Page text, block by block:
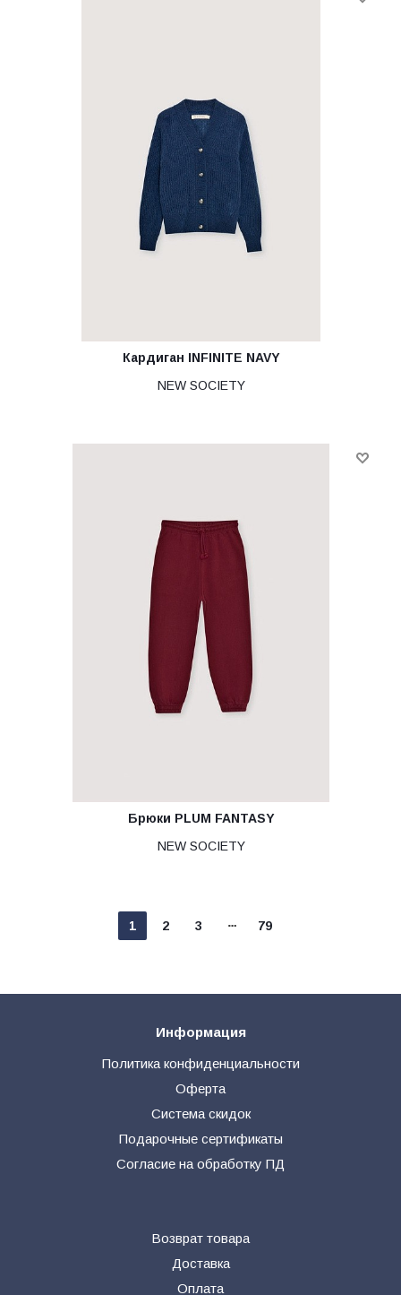
Кардиган INFINITE NAVY
NEW SOCIETY
Брюки PLUM FANTASY
NEW SOCIETY
1 2 3 79
Информация
Политика конфиденциальности
Оферта
Система скидок
Подарочные сертификаты
Согласие на обработку ПД
Возврат товара
Доставка
Оплата